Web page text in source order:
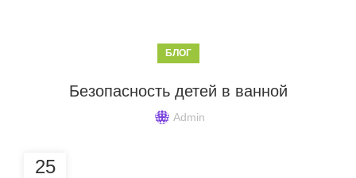
БЛОГ
Безопасность детей в ванной
Admin
25